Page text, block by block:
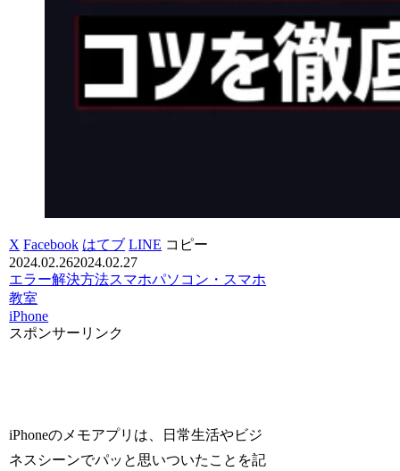
X Facebook はてブ LINE コピー
2024.02.262024.02.27
エラー解決方法スマホパソコン・スマホ
教室
iPhone
スポンサーリンク
iPhoneのメモアプリは、日常生活やビジ
ネスシーンでパッと思いついたことを記